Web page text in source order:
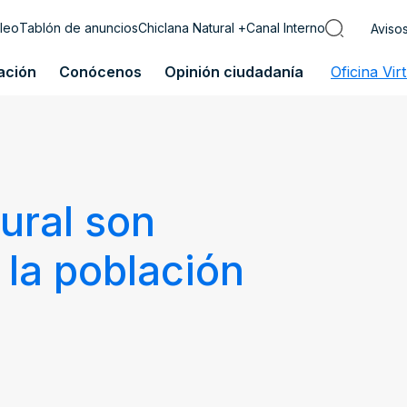
Tablón de anunciosChiclana Natural +Canal Interno
Conócenos Opinión ciudadanía Oficina
son
población